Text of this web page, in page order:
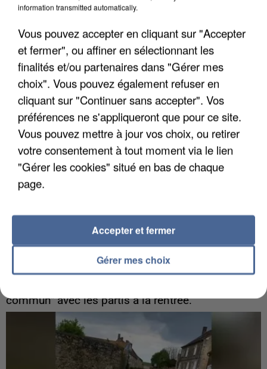
Un cofondateur du réseau avait été interpellé
6 août 2026
Gabriel Attal et Raphaël Glucksmann visés par des
commun" avec les partis à la rentrée.
information transmitted automatically.
Vous pouvez accepter en cliquant sur "Accepter
et fermer", ou affiner en sélectionnant les
finalités et/ou partenaires dans "Gérer mes
choix". Vous pouvez également refuser en
cliquant sur "Continuer sans accepter". Vos
préférences ne s'appliqueront que pour ce site.
Vous pouvez mettre à jour vos choix, ou retirer
votre consentement à tout moment via le lien
"Gérer les cookies" situé en bas de chaque
page.
Gérer mes choix
Accepter et fermer